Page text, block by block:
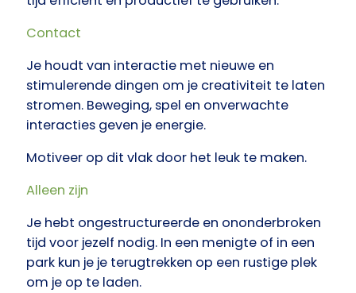
Contact
Je houdt van interactie met nieuwe en
stimulerende dingen om je creativiteit te laten
stromen. Beweging, spel en onverwachte
interacties geven je energie.
Motiveer op dit vlak door het leuk te maken.
Alleen zijn
Je hebt ongestructureerde en ononderbroken
tijd voor jezelf nodig. In een menigte of in een
park kun je je terugtrekken op een rustige plek
om je op te laden.